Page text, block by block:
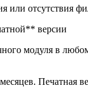
или отсутствия
версии
модуля в
Печатная